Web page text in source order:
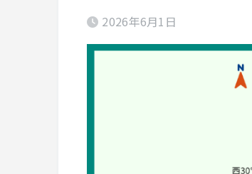
2026年6月1日